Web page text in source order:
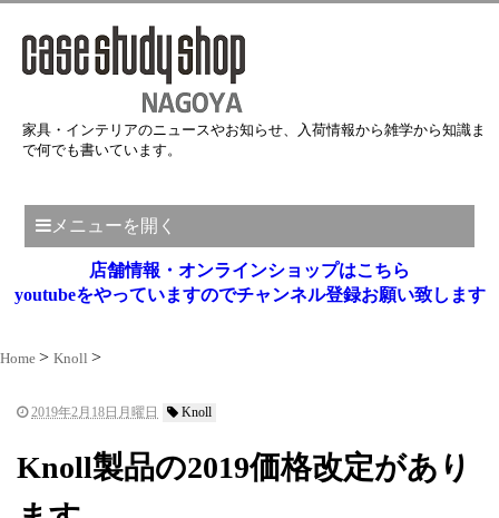
家具・インテリアのニュースやお知らせ、入荷情報から雑学から知識ま
で何でも書いています。
メニューを開く
店舗情報・オンラインショップはこちら
youtubeをやっていますのでチャンネル登録お願い致します
Home Knoll
2019年2月18日月曜日 Knoll
Knoll製品の2019価格改定があり